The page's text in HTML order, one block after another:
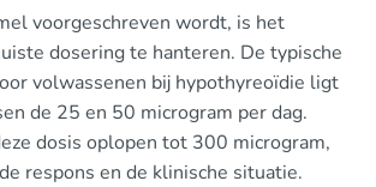
voorgeschreven wordt, is het
dosering te hanteren. De typische
volwassenen bij hypothyreoïdie ligt
de 25 en 50 microgram per dag.
dosis oplopen tot 300 microgram,
respons en de klinische situatie.